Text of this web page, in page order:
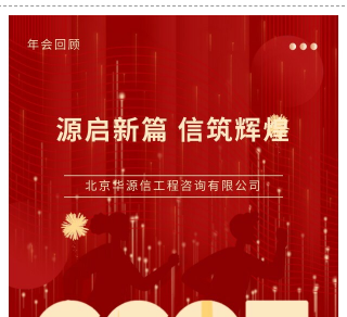
企业文化
访客留言